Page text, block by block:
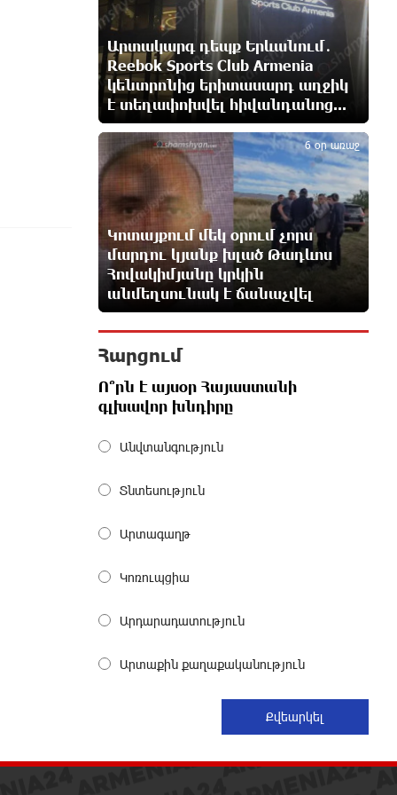
շուրջ 7 հազարով ավելացել է
8 ժամ առաջ
Իսրայելի ՊԲ-ն հարձակվել է
Լիբանանում «Հըզբոլլահ»-ի
հրամանատարական կետերի և
պահեստների վրա
9 ժամ առաջ
«Ռեալ Մադրիդ»-ն ու «ՌԲ
Լայպցիգը» համաձայնության են
եկել Յան Դիոմանդեի տրանսֆերի
վերաբերյալ
Այսօրվա կառավարությունը
ուսանողներին առաջարկում է
պահանջարկ չունեցող
մասնագիտություններ. Ատոմ Մխիթարյան
Հայրենիքը փոքրանում է մեր
ողբերգություն է․ Ավետիք
Սամվել Կարապետյանը «ամբողջ
Կաթողիկոսի նկատմամբ
10 ժամ առաջ
Մեր կրոնական զգացմունքների
հետ խաղը ունենալու է
Կարապետյան
Արտակարգ դեպք Երևանում․
Reebok Sports Club Armenia
կենտրոնից երիտասարդ աղջիկ
է տեղափոխվել հիվանդանոց...
Կոտայքում մեկ օրում չորս
մարդու կյանք խլած Թադևոս
Հովակիմյանը կրկին
անմեղսունակ է ճանաչվել
6 օր առաջ
5
Հարցում
Ո՞րն է այսօր Հայաստանի
գլխավոր խնդիրը
Անվտանգություն
Տնտեսություն
Արտագաղթ
Կոռուպցիա
Արդարադատություն
Արտաքին քաղաքականություն